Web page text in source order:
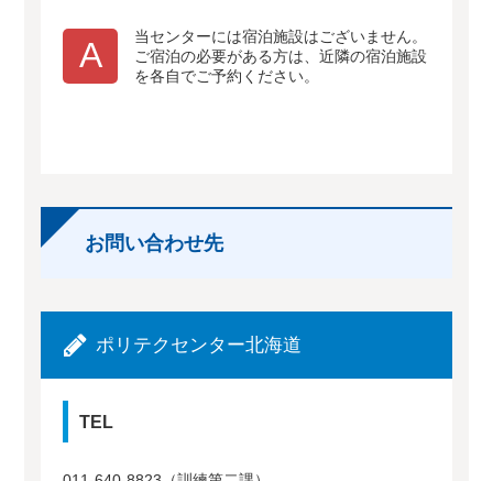
A
当センターには宿泊施設はございません。
ご宿泊の必要がある方は、近隣の宿泊施設
を各自でご予約ください。
お問い合わせ先
ポリテクセンター北海道
TEL